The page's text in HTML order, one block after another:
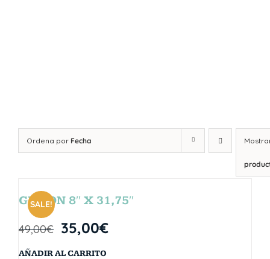
Ordena por Fecha
SALE!
GIBSON 8″ X 31,75″
49,00€ 35,00€
AÑADIR AL CARRITO